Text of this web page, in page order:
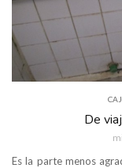
De
Es la parte menos